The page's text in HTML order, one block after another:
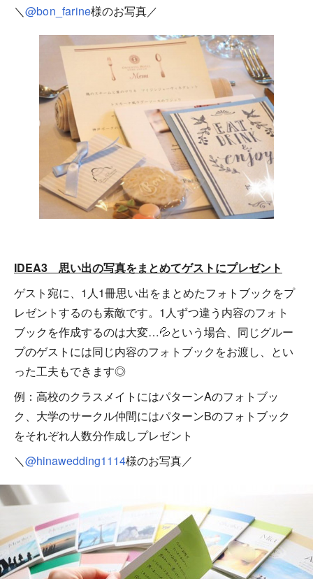
＼@bon_farine様のお写真／
IDEA3 思い出の写真をまとめてゲストにプレゼント
ゲスト宛に、1人1冊思い出をまとめたフォトブックをプ
レゼントするのも素敵です。1人ずつ違う内容のフォト
ブックを作成するのは大変…💦という場合、同じグルー
プのゲストには同じ内容のフォトブックをお渡し、とい
った工夫もできます◎
例：高校のクラスメイトにはパターンAのフォトブッ
ク、大学のサークル仲間にはパターンBのフォトブック
をそれぞれ人数分作成しプレゼント
＼@hinawedding1114様のお写真／